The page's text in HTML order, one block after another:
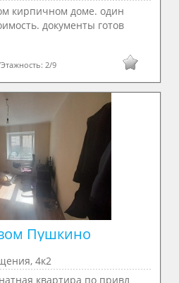
кирпичном доме. один
документы готов
2/9
Пушкино
4к2
квартира по привл